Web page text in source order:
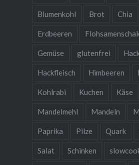
Blumenkohl Brot Chia
Erdbeeren
Gemüse glutenfrei
Hackfleisch Himbeeren
Kohlrabi Kuchen Käse
Mandelmehl Mandeln
Paprika Pilze Quark
Salat Schinken